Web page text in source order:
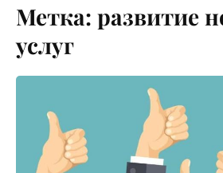
Метка: развитие
услуг